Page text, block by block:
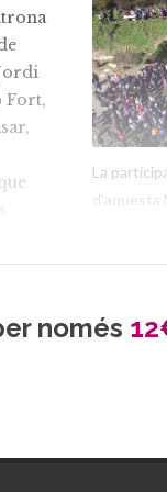
Fort,
la
La
d’aquesta
només